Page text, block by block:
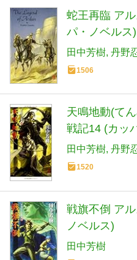
蛇王再臨 ア
パ・ノベルス)
田中芳樹 丹野
1506
天鳴地動(て
戦記14 (カッ
田中芳樹 丹野
1520
戦旗不倒 ア
ノベルス)
田中芳樹